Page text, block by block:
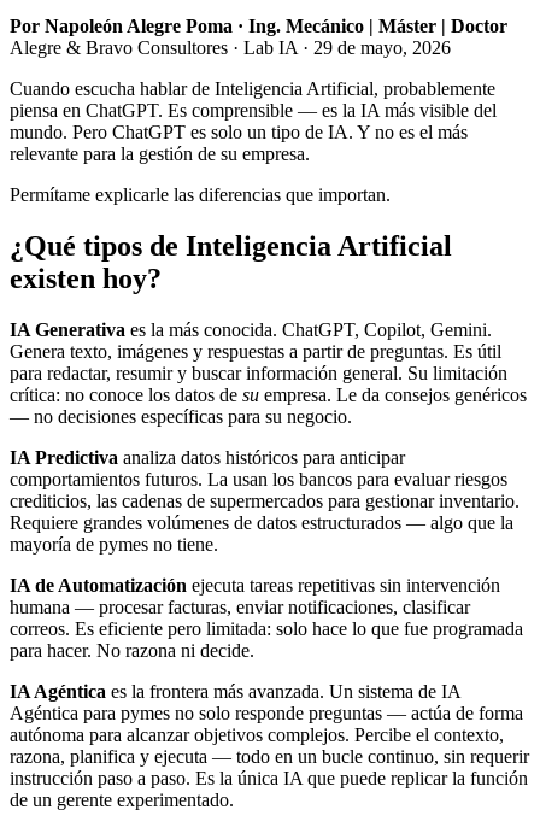
Por Napoleón Alegre Poma · Ing. Mecánico | Máster | Doctor
Alegre & Bravo Consultores · Lab IA · 29 de mayo, 2026
Cuando escucha hablar de Inteligencia Artificial, probablemente
piensa en ChatGPT. Es comprensible — es la IA más visible del
mundo. Pero ChatGPT es solo un tipo de IA. Y no es el más
relevante para la gestión de su empresa.
Permítame explicarle las diferencias que importan.
¿Qué tipos de Inteligencia Artificial
existen hoy?
IA Generativa es la más conocida. ChatGPT, Copilot, Gemini.
Genera texto, imágenes y respuestas a partir de preguntas. Es útil
para redactar, resumir y buscar información general. Su limitación
crítica: no conoce los datos de su empresa. Le da consejos genéricos
— no decisiones específicas para su negocio.
IA Predictiva analiza datos históricos para anticipar
comportamientos futuros. La usan los bancos para evaluar riesgos
crediticios, las cadenas de supermercados para gestionar inventario.
Requiere grandes volúmenes de datos estructurados — algo que la
mayoría de pymes no tiene.
IA de Automatización ejecuta tareas repetitivas sin intervención
humana — procesar facturas, enviar notificaciones, clasificar
correos. Es eficiente pero limitada: solo hace lo que fue programada
para hacer. No razona ni decide.
IA Agéntica es la frontera más avanzada. Un sistema de IA
Agéntica para pymes no solo responde preguntas — actúa de forma
autónoma para alcanzar objetivos complejos. Percibe el contexto,
razona, planifica y ejecuta — todo en un bucle continuo, sin requerir
instrucción paso a paso. Es la única IA que puede replicar la función
de un gerente experimentado.